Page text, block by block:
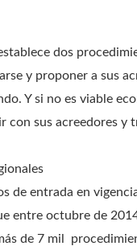
dos
y proponer a sus
Y si no es viable
con sus acreedores y
de entrada en
entre octubre de
de 7 mil